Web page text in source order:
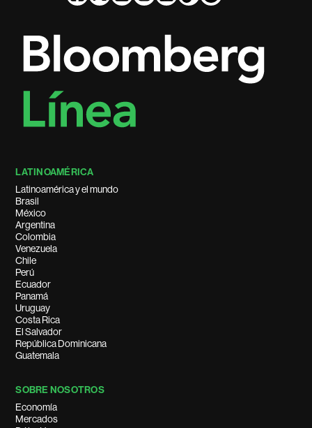
LATINOAMÉRICA
Latinoamérica y el mundo
Brasil
México
Argentina
Colombia
Venezuela
Chile
Perú
Ecuador
Panamá
Uruguay
Costa Rica
El Salvador
República Dominicana
Guatemala
SOBRE NOSOTROS
Economía
Mercados